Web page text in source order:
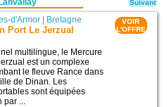
d'Armor | Bretagne
Port Le Jerzual
multilingue, le Mercure
est un complexe
le fleuve Rance dans
de Dinan. Les
sont équipées
par ...
VOIR
L'OFFRE
Suivant